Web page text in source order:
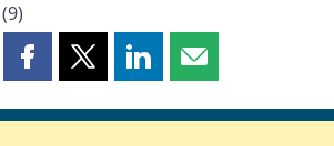
Partager
page
Partager
page
Partager
page
Partager
page